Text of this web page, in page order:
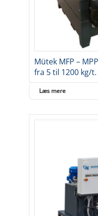
Mütek MFP –
fra 5 til 1200 kg/t.
Læs mere